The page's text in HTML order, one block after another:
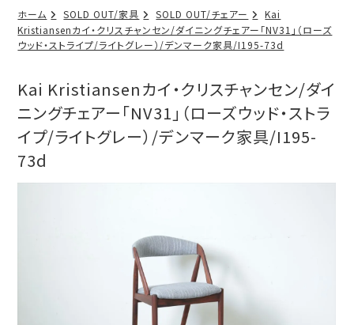
ホーム SOLD OUT/家具 SOLD OUT/チェアー
Kai
Kristiansenカイ・クリスチャンセン/ダイニングチェアー「NV31」（ローズ
ウッド・ストライプ/ライトグレー）/デンマーク家具/I195-73d
Kai Kristiansenカイ・クリスチャンセン/ダイ
ニングチェアー「NV31」（ローズウッド・ストラ
イプ/ライトグレー）/デンマーク家具/I195-
73d